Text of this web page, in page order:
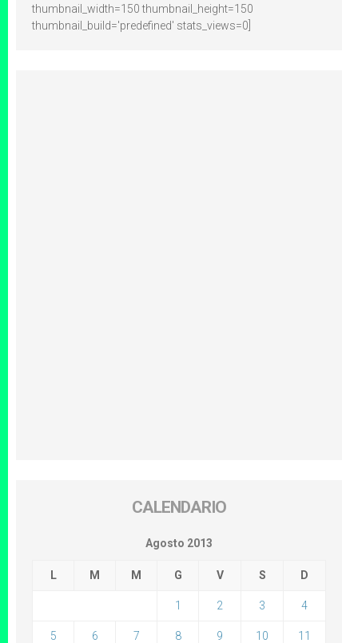
thumbnail_width=150 thumbnail_height=150
thumbnail_build='predefined' stats_views=0]
CALENDARIO
Agosto 2013
L M M G V S D
1 2 3 4
5 6 7 8 9 10 11